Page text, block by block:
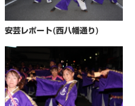
安芸レポート(西八幡通り)